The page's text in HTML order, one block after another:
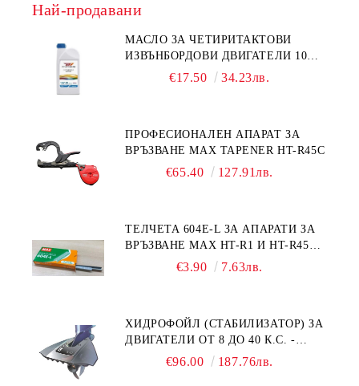
Най-продавани
МАСЛО ЗА ЧЕТИРИТАКТОВИ
ИЗВЪНБОРДОВИ ДВИГАТЕЛИ 10W-
30 HONDA MARINE 08221-999-
€17.50 34.23лв.
ПРОФЕСИОНАЛЕН АПАРАТ ЗА
ВРЪЗВАНЕ MAX TAPENER HT-R45C
€65.40 127.91лв.
ТЕЛЧЕТА 604E-L ЗА АПАРАТИ ЗА
ВРЪЗВАНЕ MAX HT-R1 И HT-R45C
€3.90 7.63лв.
ХИДРОФОЙЛ (СТАБИЛИЗАТОР) ЗА
ДВИГАТЕЛИ ОТ 8 ДО 40 К.С. -
УНИВЕРСАЛЕН SE SPORT 200
€96.00 187.76лв.